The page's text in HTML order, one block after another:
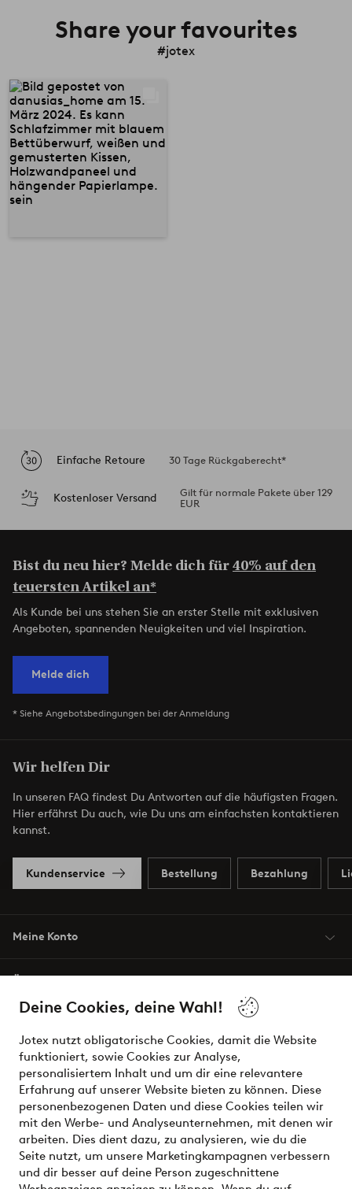
Deine Cookies, deine Wahl!
Jotex nutzt obligatorische Cookies, damit die Website
funktioniert, sowie Cookies zur Analyse,
personalisiertem Inhalt und um dir eine relevantere
Erfahrung auf unserer Website bieten zu können. Diese
personenbezogenen Daten und diese Cookies teilen wir
mit den Werbe- und Analyseunternehmen, mit denen wir
arbeiten. Dies dient dazu, zu analysieren, wie du die
Seite nutzt, um unsere Marketingkampagnen verbessern
und dir besser auf deine Person zugeschnittene
Share your favourites
#jotex
Einfache Retoure 30 Tage Rückgaberecht*
Kostenloser Versand
Gilt für normale Pakete über 129
EUR
Bist du neu hier? Melde dich für40% auf den
teuersten Artikel an*
Als Kunde bei uns stehen Sie an erster Stelle mit exklusiven
Angeboten, spannenden Neuigkeiten und viel Inspiration.
Melde dich
* Siehe Angebotsbedingungen bei der Anmeldung
Wir helfen Dir
In unseren FAQ findest Du Antworten auf die häufigsten Fragen.
Hier erfährst Du auch, wie Du uns am einfachsten kontaktieren
kannst.
Kundenservice Bestellung Bezahlung
Meine Konto
Bedingungen
Sichere Zahlungen - Jetzt bezahlen oder aufteilen
Möchtest du mehr über unsere
Zahlungsmöglichkeitenerfahren?